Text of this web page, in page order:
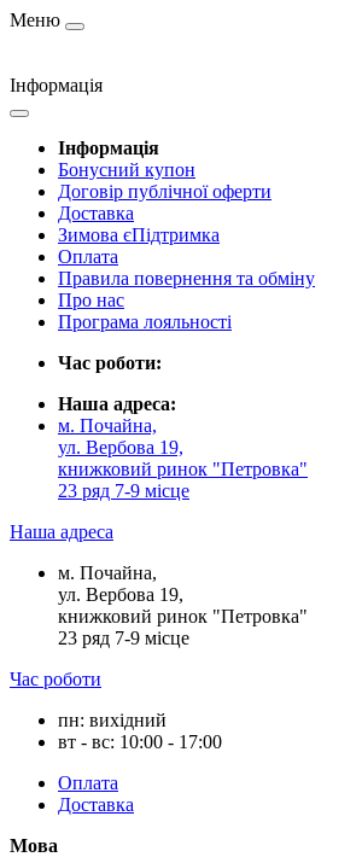
Меню
Інформація
Інформація
Бонусний купон
Договір публічної оферти
Доставка
Зимова єПідтримка
Оплата
Правила повернення та обміну
Про нас
Програма лояльності
Час роботи:
Наша адреса:
м. Почайна,
ул. Вербова 19,
книжковий ринок "Петровка"
23 ряд 7-9 місце
Наша адреса
м. Почайна,
ул. Вербова 19,
книжковий ринок "Петровка"
23 ряд 7-9 місце
Час роботи
пн: вихідний
вт - вс: 10:00 - 17:00
Оплата
Доставка
Мова